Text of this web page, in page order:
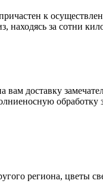
к
находясь за сотни
вам доставку
обработку
региона, цветы